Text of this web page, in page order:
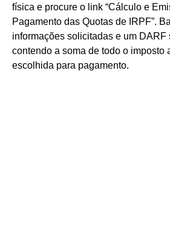
física e procure o link “Cálculo e
Pagamento das Quotas de IRPF”.
informações solicitadas e um DARF
contendo a soma de todo o imposto
escolhida para pagamento.